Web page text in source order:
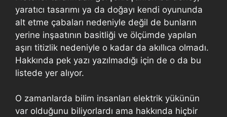
yaratıcı tasarımı ya da doğayı kendi oyununda
alt etme çabaları nedeniyle değil de bunların
yerine inşaatının basitliği ve ölçümde yapılan
aşırı titizlik nedeniyle o kadar da akıllıca olmadı.
Hakkında pek yazı yazılmadığı için de o da bu
listede yer alıyor.
O zamanlarda bilim insanları elektrik yükünün
var olduğunu biliyorlardı ama hakkında hiçbir